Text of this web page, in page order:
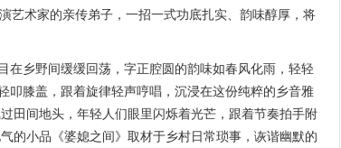
艺术家的亲传弟子，一招一式功底扎实、韵味醇厚，将
乡野间缓缓回荡，字正腔圆的韵味如春风化雨，轻轻
叩膝盖，跟着旋律轻声哼唱，沉浸在这份纯粹的乡音雅
田间地头，年轻人们眼里闪烁着光芒，跟着节奏拍手附
的小品《婆媳之间》取材于乡村日常琐事，诙谐幽默的